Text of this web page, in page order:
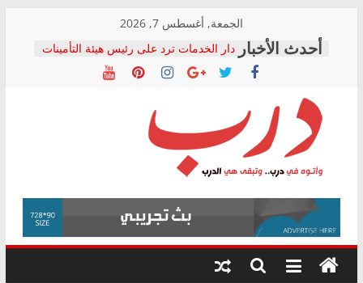
content
الجمعة, أغسطس 7, 2026
دار الخدمات ترد على رئيس هيئة التأمينات
بعد مؤتمره الصحفي: إنكار الأزمة لا ينهي
معاناة أصحاب المعاشات.. ونطالب بكشف
فرحات سليمان يكتب: القطاع الصحي إلى
أين؟
حزب التحالف الشعبي يطلق لجنة “الحق
في الصحة” بالإسكندرية لرصد الانتهاكات
ودعم المرضى
الوزاري لمدينة الصحفيين.. وانتهاء أعمال
إنشاء المبنى الإداري
المجلس القومي لحقوق الإنسان يعلن
متابعة قضية الدكتور محمد زهران.. ويؤكد:
قرينة البراءة وضمانات المحاكمة العادلة
درب
وأتوه
درب..
وتبقى
هي